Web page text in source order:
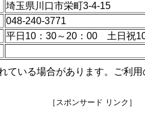
埼玉県川口市栄町3-4-15
048-240-3771
平日10：30～20：00 土日祝
ている場合があります。ご利
［スポンサード リンク］